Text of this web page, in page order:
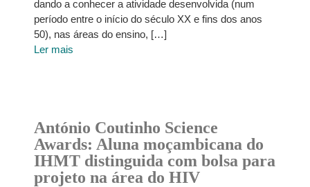
dando a conhecer a atividade desenvolvida (num
período entre o início do século XX e fins dos anos
50), nas áreas do ensino, […]
Ler mais
António Coutinho Science
Awards: Aluna moçambicana do
IHMT distinguida com bolsa para
projeto na área do HIV